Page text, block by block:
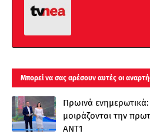
Μπορεί να σας αρέσουν αυτές οι
Πρωινά ενημερωτικά:
μοιράζονται την
ΑΝΤ1